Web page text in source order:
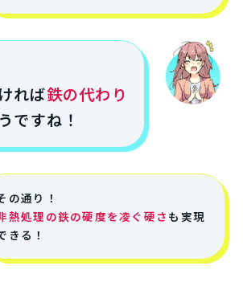
れば鉄の代わり
ですね！
の通り！
熱処理の鉄の硬度を凌ぐ硬さ も実現
きる！